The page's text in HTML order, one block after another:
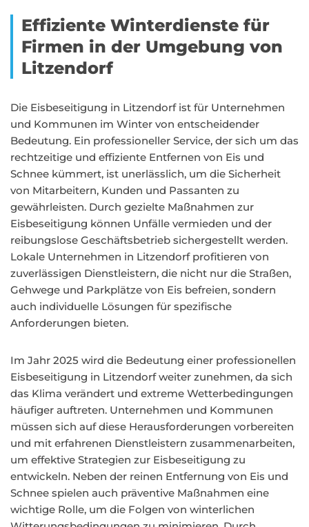
Effiziente Winterdienste für
Firmen in der Umgebung von
Litzendorf
Die Eisbeseitigung in Litzendorf ist für Unternehmen
und Kommunen im Winter von entscheidender
Bedeutung. Ein professioneller Service, der sich um das
rechtzeitige und effiziente Entfernen von Eis und
Schnee kümmert, ist unerlässlich, um die Sicherheit
von Mitarbeitern, Kunden und Passanten zu
gewährleisten. Durch gezielte Maßnahmen zur
Eisbeseitigung können Unfälle vermieden und der
reibungslose Geschäftsbetrieb sichergestellt werden.
Lokale Unternehmen in Litzendorf profitieren von
zuverlässigen Dienstleistern, die nicht nur die Straßen,
Gehwege und Parkplätze von Eis befreien, sondern
auch individuelle Lösungen für spezifische
Anforderungen bieten.
Im Jahr 2025 wird die Bedeutung einer professionellen
Eisbeseitigung in Litzendorf weiter zunehmen, da sich
das Klima verändert und extreme Wetterbedingungen
häufiger auftreten. Unternehmen und Kommunen
müssen sich auf diese Herausforderungen vorbereiten
und mit erfahrenen Dienstleistern zusammenarbeiten,
um effektive Strategien zur Eisbeseitigung zu
entwickeln. Neben der reinen Entfernung von Eis und
Schnee spielen auch präventive Maßnahmen eine
wichtige Rolle, um die Folgen von winterlichen